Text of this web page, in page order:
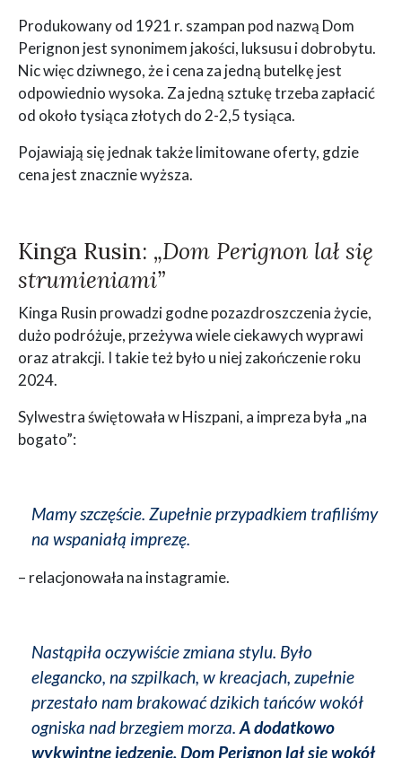
Produkowany od 1921 r. szampan pod nazwą Dom
Perignon jest synonimem jakości, luksusu i dobrobytu.
Nic więc dziwnego, że i cena za jedną butelkę jest
odpowiednio wysoka. Za jedną sztukę trzeba zapłacić
od około tysiąca złotych do 2-2,5 tysiąca.
Pojawiają się jednak także limitowane oferty, gdzie
cena jest znacznie wyższa.
Kinga Rusin: „Dom Perignon lał się
strumieniami”
Kinga Rusin prowadzi godne pozazdroszczenia życie,
dużo podróżuje, przeżywa wiele ciekawych wyprawi
oraz atrakcji. I takie też było u niej zakończenie roku
2024.
Sylwestra świętowała w Hiszpani, a impreza była „na
bogato”:
Mamy szczęście. Zupełnie przypadkiem trafiliśmy
na wspaniałą imprezę.
– relacjonowała na instagramie.
Nastąpiła oczywiście zmiana stylu. Było
elegancko, na szpilkach, w kreacjach, zupełnie
przestało nam brakować dzikich tańców wokół
ogniska nad brzegiem morza. A dodatkowo
wykwintne jedzenie, Dom Perignon lał się wokół